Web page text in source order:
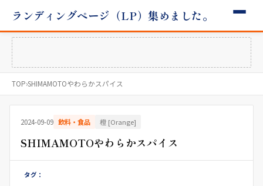
ランディングページ（LP）集めました。
TOP›SHIMAMOTOやわらかスパイス
2024-09-09 飲料・食品 橙 [Orange]
SHIMAMOTOやわらかスパイス
タグ：